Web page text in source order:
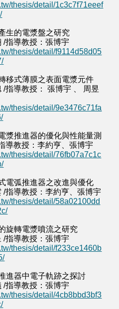
thesis/detail/1c3c7f71eeef
生的電漿盤之研究
/指導教授：張博宇
thesis/detail/f9114d58d05
移式薄膜之表面電漿元件
指導教授： 張博宇 、 周昱
thesis/detail/9e3476c71fa
漿推進器的優化與性能量測
導教授：李約亨、張博宇
thesis/detail/76fb07a7c1c
電弧推進器之改進與優化
/指導教授：李約亨、張博宇
thesis/detail/58a02100dd
旋轉電漿噴流之研究
/指導教授：張博宇
thesis/detail/f233ce1460b
進器中電子軌跡之探討
/指導教授：張博宇
thesis/detail/4cb8bbd3bf3